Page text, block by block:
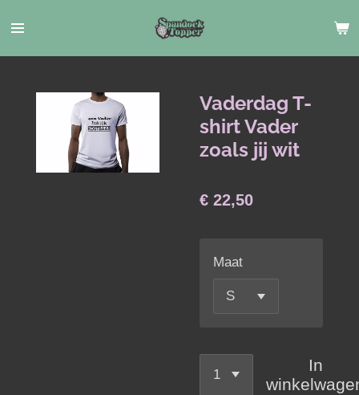
direct
naar
hoofdinhoud
Vaderdag T-
shirt Vader
zoals jij wit
€ 22,50
Maat
In